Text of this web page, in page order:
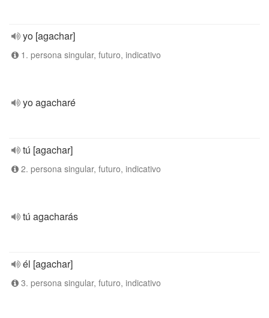
yo [agachar]
1. persona singular, futuro, indicativo
yo agacharé
tú [agachar]
2. persona singular, futuro, indicativo
tú agacharás
él [agachar]
3. persona singular, futuro, indicativo